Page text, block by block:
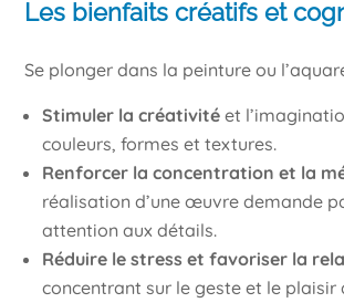
Les bienfaits créatifs et
Se plonger dans la peinture ou
Stimuler la créativité et
couleurs, formes et textures.
Renforcer la concentration et la
réalisation d’une œuvre demande
attention aux détails.
Réduire le stress et favoriser la
concentrant sur le geste et le plaisir